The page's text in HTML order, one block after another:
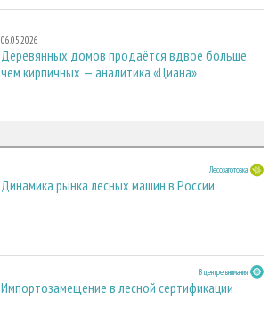
06.05.2026
Деревянных домов продаётся вдвое больше,
чем кирпичных — аналитика «Циана»
Лесозаготовка
Динамика рынка лесных машин в России
В центре внимания
Импортозамещение в лесной сертификации